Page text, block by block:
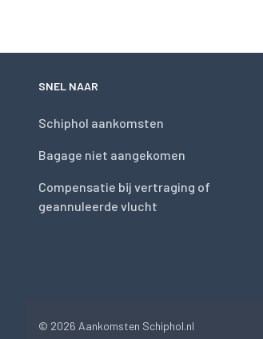
SNEL NAAR
Schiphol aankomsten
Bagage niet aangekomen
Compensatie bij vertraging of
geannuleerde vlucht
© 2026 Aankomsten Schiphol.nl